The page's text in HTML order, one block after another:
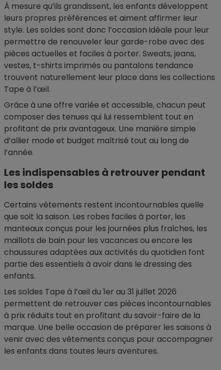
À mesure qu’ils grandissent, les enfants développent
leurs propres préférences et aiment affirmer leur
style. Les soldes sont donc l’occasion idéale pour leur
permettre de renouveler leur garde-robe avec des
pièces actuelles et faciles à porter. Sweats, jeans,
vestes, t-shirts imprimés ou pantalons tendance
trouvent naturellement leur place dans les collections
Tape à l’œil.
Grâce à une offre variée et accessible, chacun peut
composer des tenues qui lui ressemblent tout en
profitant de prix avantageux. Une manière simple
d’allier mode et budget maîtrisé tout au long de
l’année.
Les indispensables à retrouver pendant
les soldes
Certains vêtements restent incontournables quelle
que soit la saison. Les robes faciles à porter, les
manteaux conçus pour les journées plus fraîches, les
maillots de bain pour les vacances ou encore les
chaussures adaptées aux activités du quotidien font
partie des essentiels à avoir dans le dressing des
enfants.
Les soldes Tape à l’œil du 1er au 31 juillet 2026
permettent de retrouver ces pièces incontournables
à prix réduits tout en profitant du savoir-faire de la
marque. Une belle occasion de préparer les saisons à
venir avec des vêtements conçus pour accompagner
les enfants dans toutes leurs aventures.